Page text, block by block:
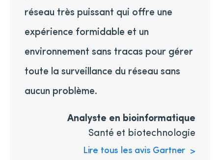
réseau très puissant qui offre une
expérience formidable et un
environnement sans tracas pour gérer
toute la surveillance du réseau sans
aucun problème.
Analyste en bioinformatique
Santé et biotechnologie
Lire tous les avis Gartner